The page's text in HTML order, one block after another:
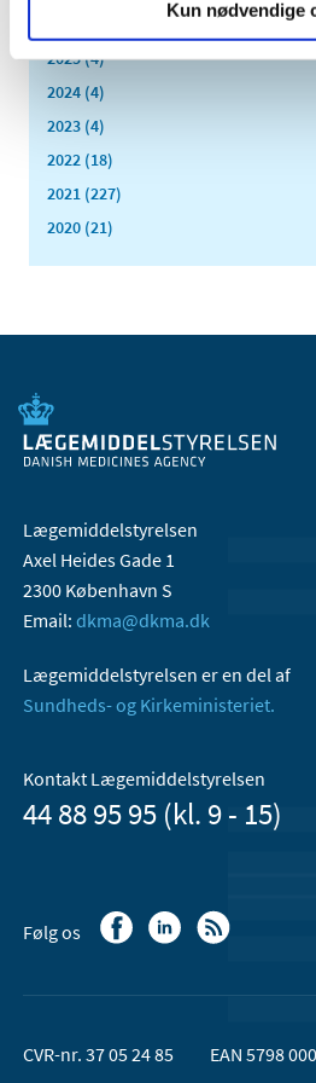
Kun nødvendige
2025 (4)
2024 (4)
2023 (4)
2022 (18)
2021 (227)
2020 (21)
Lægemiddelstyrelsen
Axel Heides Gade 1
2300 København S
Email: dkma@dkma.dk
Lægemiddelstyrelsen er en del af
Sundheds- og Kirkeministeriet.
Kontakt Lægemiddelstyrelsen
44 88 95 95 (kl. 9 - 15)
Følg os
CVR-nr. 37 05 24 85 EAN 5798